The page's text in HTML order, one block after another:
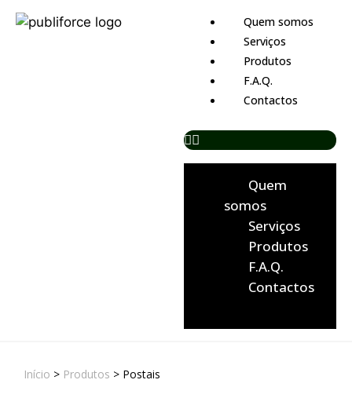
Quem somos
Serviços
Produtos
F.A.Q.
Contactos
Quem
somos
Serviços
Produtos
F.A.Q.
Contactos
Início > Produtos > Postais